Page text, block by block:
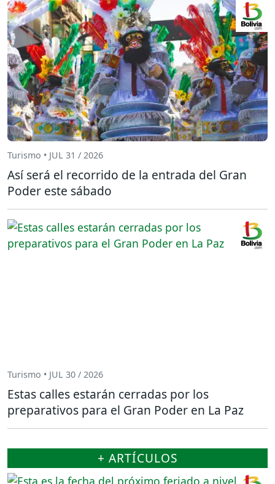
Turismo • JUL 31 / 2026
Así será el recorrido de la entrada del Gran
Poder este sábado
Turismo • JUL 30 / 2026
Estas calles estarán cerradas por los
preparativos para el Gran Poder en La Paz
+ ARTÍCULOS